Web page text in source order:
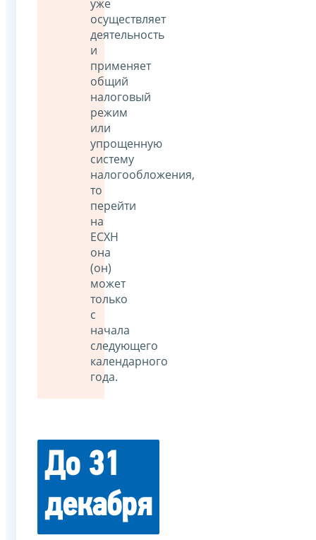
уже
осуществляет
деятельность
и
применяет
общий
налоговый
режим
или
упрощенную
систему
налогообложения,
то
перейти
на
ЕСХН
она
(он)
может
только
с
начала
следующего
календарного
года.
До 31
декабря